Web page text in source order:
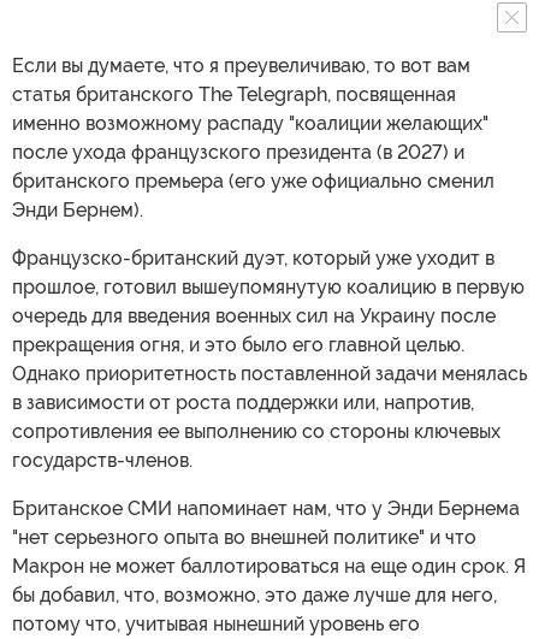
Если вы думаете, что я преувеличиваю, то вот вам
статья британского The Telegraph, посвященная
именно возможному распаду "коалиции желающих"
после ухода французского президента (в 2027) и
британского премьера (его уже официально сменил
Энди Бернем).
Французско-британский дуэт, который уже уходит в
прошлое, готовил вышеупомянутую коалицию в первую
очередь для введения военных сил на Украину после
прекращения огня, и это было его главной целью.
Однако приоритетность поставленной задачи менялась
в зависимости от роста поддержки или, напротив,
сопротивления ее выполнению со стороны ключевых
государств-членов.
Британское СМИ напоминает нам, что у Энди Бернема
"нет серьезного опыта во внешней политике" и что
Макрон не может баллотироваться на еще один срок. Я
бы добавил, что, возможно, это даже лучше для него,
потому что, учитывая нынешний уровень его